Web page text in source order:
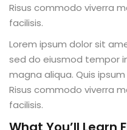
de Avaliação
Risus commodo viverra
facilisis.
Lorem ipsum dolor sit
sed do eiusmod tempor
magna aliqua. Quis
Risus commodo viverra
facilisis.